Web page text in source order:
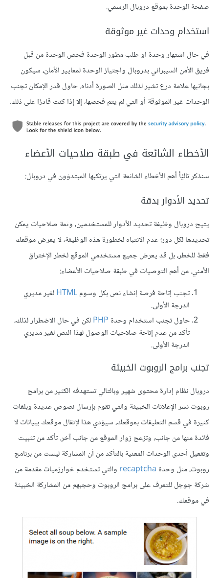
صفحة الوحدة بموقع دروبال الرسمي.
استخدام وحدات غير موثوقة
في حال اشتهار وحدة او طلب مطور الوحدة فحص الوحدة من قبل
فريق الأمن السيبراني بدروبال واجتياز الوحدة لمعايير الأمان، سيكون
بجانبها علامة درع تشير لذلك مثل الصورة أدناه. حاول قدر الإمكان تجنب
الوحدات غير الموثوقة أو التي لم يتم فحصها، إلا إذا كنت قادرًا على ذلك.
الأخطاء الشائعة في طبقة صلاحيات الأعضاء
سنذكر تاليًأ أهم الأخطاء الشائعة التي يرتكبها المبتدؤون في دروبال:
تحديد الأدوار بدقة
يتيح دروبال وظيفة تحديد الأدوار للمستخدمين، وثمة صلاحيات يمكن
تحديدها لكل دور؛ عدم الانتباه لخطورة هذه الوظيفة، لا يعرض موقعك
فقط للخطر، بل قد يعرض جميع مستخدمي الموقع لخطر الإختراق
الأمني. من أهم التوصيات في طبقة صلاحيات الأعضاء:
تجنب إتاحة فرصة إنشاء نص بكل وسومHTMLلغير مديري
الدرجة الأولى.
حاول تجنب استخدام وحدة PHPلكن في حال الاضطرار لذلك،
تأكد من عدم إتاحة صلاحيات الوصول لهذا النص لغير مديري
الدرجة الأولى.
تجنب برامج الروبوت الخبيثة
دروبال نظام إدارة محتوى شهير وبالتالي تستهدفه الكثير من برامج
روبوت نشر الإعلانات الخبيثة والتي تقوم بإرسال نصوص عديدة وبلغات
كثيرة في قسم التعليقات بموقعك، سيؤدي هذا لإثقال موقعك ببيانات لا
فائدة منها من جانب، وتزعج زوار الموقع من جانب آخر. تأكد من تثبيت
وتفعيل أحدى الوحدات المعنية بالتأكد من أن المشاركة ليست من برنامج
روبوت، مثل وحدة recaptcha والتي تستخدم خوارزميات مقدمة من
شركة جوجل للتعرف على برامج الروبوت وحجبهم من المشاركة الخبيثة
في موقعك.